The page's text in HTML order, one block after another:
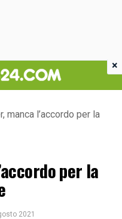
manca l’accordo per la
per la
2021
×